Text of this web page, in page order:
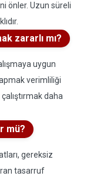
önler. Uzun süreli
zararlı mı?
uygun
verimliliği
daha
mü?
gereksiz
tasarruf